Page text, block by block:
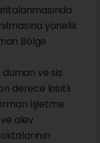
yönelik
Bölge
duman ve sis
derece kısıtlı
İşletme
ve alev